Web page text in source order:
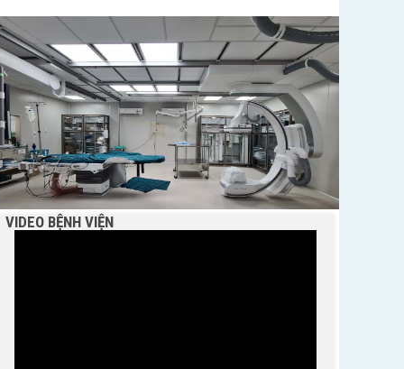
VIDEO BỆNH VIỆN
BỆNH VIỆN NGUYỄN ĐÌNH CHIỂU TIẾP TỤC TRIỂN
KHAI KỸ THUẬT CHUYÊN SÂU TRONG KHÁM,
CHỮA BỆNH